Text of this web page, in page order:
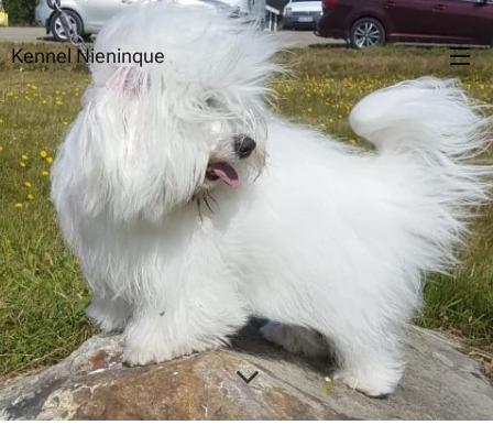
Kennel Nieninque